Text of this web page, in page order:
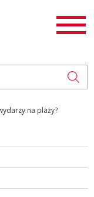
na plaży?